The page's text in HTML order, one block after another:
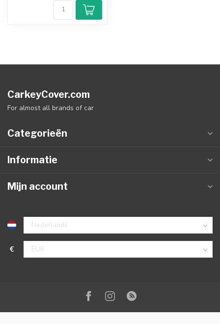
CarkeyCover.com
For almost all brands of car
Categorieën
Informatie
Mijn account
€